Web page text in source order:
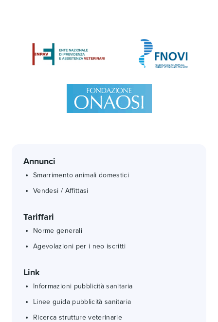
Annunci
Smarrimento animali domestici
Vendesi / Affittasi
Tariffari
Norme generali
Agevolazioni per i neo iscritti
Link
Informazioni pubblicità sanitaria
Linee guida pubblicità sanitaria
Ricerca strutture veterinarie